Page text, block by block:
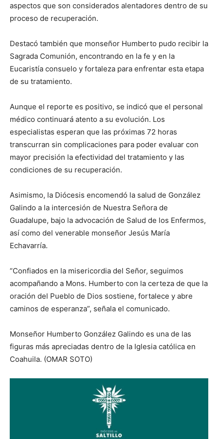
aspectos que son considerados alentadores dentro de su
proceso de recuperación.
Destacó también que monseñor Humberto pudo recibir la
Sagrada Comunión, encontrando en la fe y en la
Eucaristía consuelo y fortaleza para enfrentar esta etapa
de su tratamiento.
Aunque el reporte es positivo, se indicó que el personal
médico continuará atento a su evolución. Los
especialistas esperan que las próximas 72 horas
transcurran sin complicaciones para poder evaluar con
mayor precisión la efectividad del tratamiento y las
condiciones de su recuperación.
Asimismo, la Diócesis encomendó la salud de González
Galindo a la intercesión de Nuestra Señora de
Guadalupe, bajo la advocación de Salud de los Enfermos,
así como del venerable monseñor Jesús María
Echavarría.
“Confiados en la misericordia del Señor, seguimos
acompañando a Mons. Humberto con la certeza de que la
oración del Pueblo de Dios sostiene, fortalece y abre
caminos de esperanza”, señala el comunicado.
Monseñor Humberto González Galindo es una de las
figuras más apreciadas dentro de la Iglesia católica en
Coahuila. (OMAR SOTO)